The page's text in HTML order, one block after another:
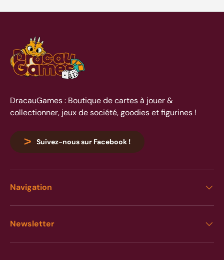
votre intérieur une fois terminés.
DracauGames : Boutique de cartes à jouer &
collectionner, jeux de société, goodies et figurines !
Suivez-nous sur Facebook !
Navigation
Newsletter